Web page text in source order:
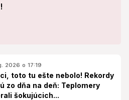
2026 o 17:19
toto tu ešte nebolo! Rekordy
zo dňa na deň: Teplomery
šokujúcich...